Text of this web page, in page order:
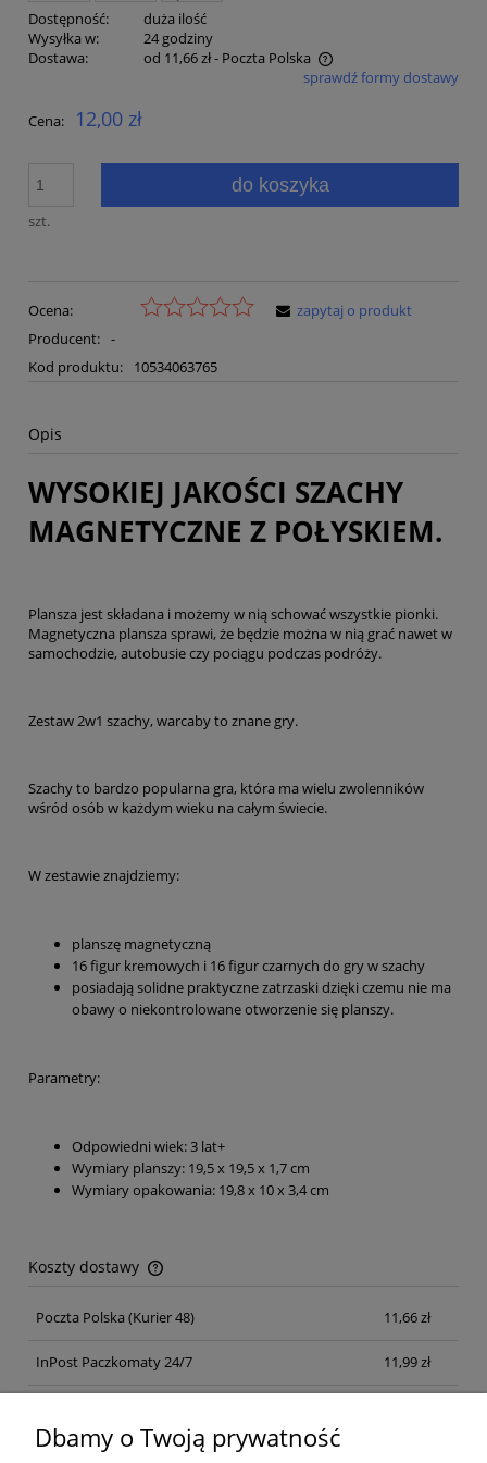
Dostępność:
duża ilość
Wysyłka w:
24 godziny
Dostawa:
od 11,66 zł- Poczta Polska
Cena nie zawiera ewentualnych kosztów płatnościsprawdź formy dostawy
Cena: 12,00 zł
szt.
do koszyka
Ocena:
Producent: -
Kod produktu:
10534063765
zapytaj o produkt
Opis
WYSOKIEJ JAKOŚCI SZACHY
MAGNETYCZNE Z POŁYSKIEM.
Plansza jest składana i możemy w nią schować wszystkie pionki.
Magnetyczna plansza sprawi, że będzie można w nią grać nawet w
samochodzie, autobusie czy pociągu podczas podróży.
Zestaw 2w1 szachy, warcaby to znane gry.
Szachy to bardzo popularna gra, która ma wielu zwolenników
wśród osób w każdym wieku na całym świecie.
W zestawie znajdziemy:
planszę magnetyczną
16 figur kremowych i 16 figur czarnych do gry w szachy
posiadają solidne praktyczne zatrzaski dzięki czemu nie ma
obawy o niekontrolowane otworzenie się planszy.
Parametry:
Odpowiedni wiek: 3 lat+
Wymiary planszy: 19,5 x 19,5 x 1,7 cm
Wymiary opakowania: 19,8 x 10 x 3,4 cm
Koszty dostawy
Cena nie zawiera ewentualnych kosztów płatności
Poczta Polska (Kurier 48) 11,66 zł
InPost Paczkomaty 24/7 11,99 zł
Dbamy o Twoją prywatność